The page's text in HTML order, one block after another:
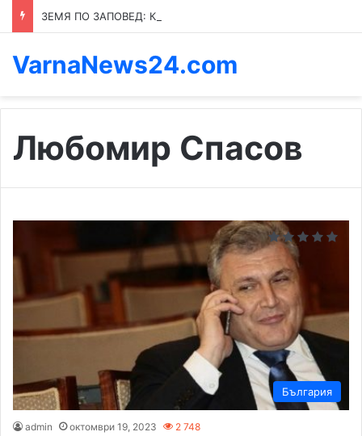
VarnaNews24.com
Любомир Спасов
България
admin октомври 19, 2023 2 748